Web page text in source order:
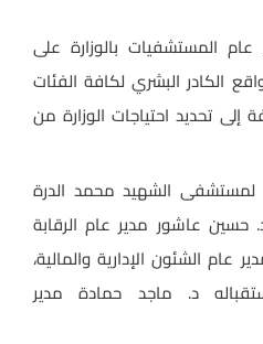
المستشفيات بالوزارة على
الكادر البشري لكافة الفئات
إلى تحديد احتياجات الوزارة من
لمستشفى الشهيد محمد الدرة
حسين عاشور مدير عام الرقابة
عام الشئون الإدارية والمالية،
د. ماجد حمادة مدير